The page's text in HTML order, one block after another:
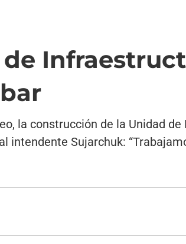
la construcción de la Unidad
intendente Sujarchuk: